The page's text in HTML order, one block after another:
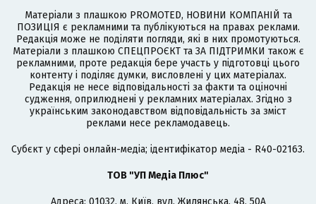
Матеріали з плашкою PROMOTED, НОВИНИ КОМПАНІЙ та
ПОЗИЦІЯ є рекламними та публікуються на правах реклами.
Редакція може не поділяти погляди, які в них промотуються.
Матеріали з плашкою СПЕЦПРОЄКТ та ЗА ПІДТРИМКИ також є
рекламними, проте редакція бере участь у підготовці цього
контенту і поділяє думки, висловлені у цих матеріалах.
Редакція не несе відповідальності за факти та оціночні
судження, оприлюднені у рекламних матеріалах. Згідно з
українським законодавством відповідальність за зміст
реклами несе рекламодавець.
Cубєкт у сфері онлайн-медіа; ідентифікатор медіа - R40-02163.
ТОВ "УП Медіа Плюс"